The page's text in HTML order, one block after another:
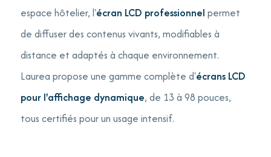
espace hôtelier, l'écran LCD professionnel permet
de diffuser des contenus vivants, modifiables à
distance et adaptés à chaque environnement.
Laurea propose une gamme complète d'écrans LCD
pour l'affichage dynamique, de 13 à 98 pouces,
tous certifiés pour un usage intensif.